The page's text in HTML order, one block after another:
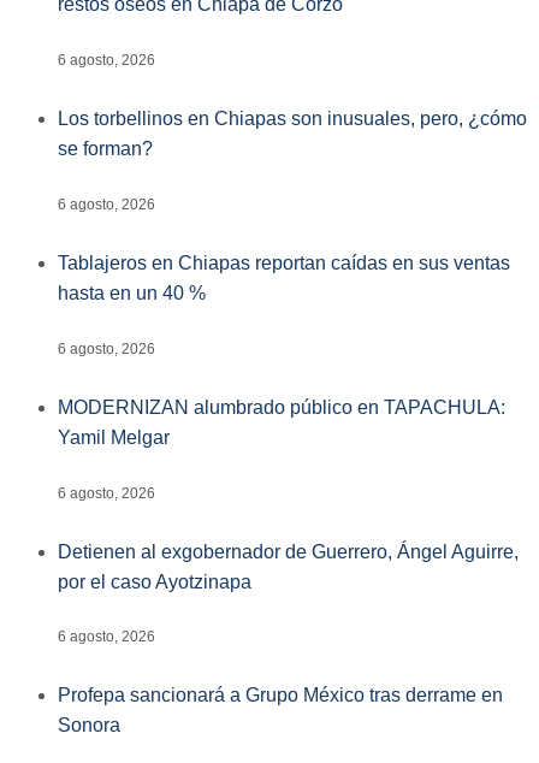
restos óseos en Chiapa de Corzo
6 agosto, 2026
Los torbellinos en Chiapas son inusuales, pero, ¿cómo
se forman?
6 agosto, 2026
Tablajeros en Chiapas reportan caídas en sus ventas
hasta en un 40 %
6 agosto, 2026
MODERNIZAN alumbrado público en TAPACHULA:
Yamil Melgar
6 agosto, 2026
Detienen al exgobernador de Guerrero, Ángel Aguirre,
por el caso Ayotzinapa
6 agosto, 2026
Profepa sancionará a Grupo México tras derrame en
Sonora